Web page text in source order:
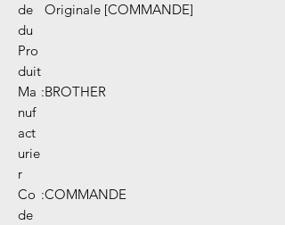
de
du
Pro
duit
Originale [COMMANDE]
Ma
nuf
act
urie
r
:BROTHER
Co
de
:COMMANDE